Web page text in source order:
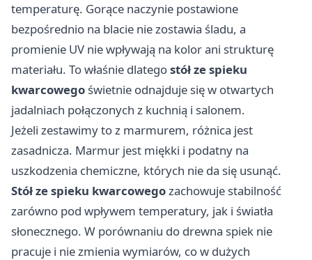
temperaturę. Gorące naczynie postawione
bezpośrednio na blacie nie zostawia śladu, a
promienie UV nie wpływają na kolor ani strukturę
materiału. To właśnie dlategostół ze spieku
kwarcowego świetnie odnajduje się w otwartych
jadalniach połączonych z kuchnią i salonem.
Jeżeli zestawimy to z marmurem, różnica jest
zasadnicza. Marmur jest miękki i podatny na
uszkodzenia chemiczne, których nie da się usunąć.
Stół ze spieku kwarcowegozachowuje stabilność
zarówno pod wpływem temperatury, jak i światła
słonecznego. W porównaniu do drewna spiek nie
pracuje i nie zmienia wymiarów, co w dużych